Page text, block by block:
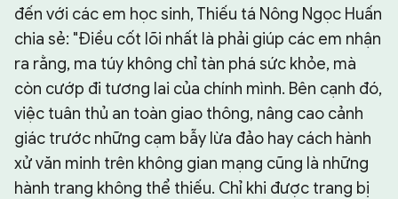
đến với các em học sinh, Thiếu tá Nông Ngọc Huấn
chia sẻ: "Điều cốt lõi nhất là phải giúp các em nhận
ra rằng, ma túy không chỉ tàn phá sức khỏe, mà
còn cướp đi tương lai của chính mình. Bên cạnh đó,
việc tuân thủ an toàn giao thông, nâng cao cảnh
giác trước những cạm bẫy lừa đảo hay cách hành
xử văn minh trên không gian mạng cũng là những
hành trang không thể thiếu. Chỉ khi được trang bị